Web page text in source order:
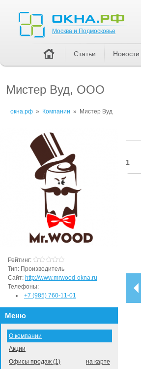
Мистер Вуд, ООО
окна.рф » Компании » Мистер Вуд
1
Рейтинг:
Тип: Производитель
Сайт: http://www.mrwood-okna.ru
Телефоны:
+7 (985) 760-11-01
Меню
О компании
Акции
на карте
Офисы продаж (1)
Москва и Подмосковье
Статьи Новости